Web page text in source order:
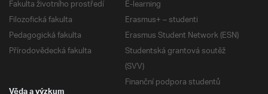
Fakulta životního prostředí
Filozofická fakulta
Pedagogická fakulta
Přírodovědecká fakulta
E-learning
Erasmus+ – studenti
Erasmus Student Network (ESN)
Studentská grantová soutěž
(SVV)
Finanční podpora studentů